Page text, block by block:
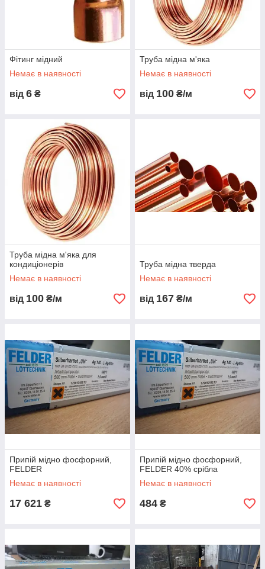
Фітинг мідний
Немає в наявності
від 6 ₴
Труба мідна м'яка
Немає в наявності
від 100 ₴/м
Труба мідна м'яка для
кондиціонерів
Немає в наявності
від 100 ₴/м
Труба мідна тверда
Немає в наявності
від 167 ₴/м
Припій мідно фосфорний,
FELDER
Немає в наявності
17 621 ₴
Припій мідно фосфорний,
FELDER 40% срібла
Немає в наявності
484 ₴